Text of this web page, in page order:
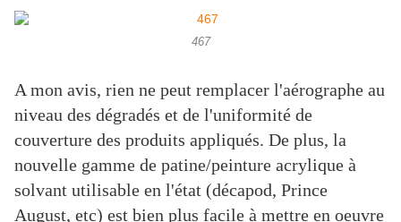
467
A mon avis, rien ne peut remplacer l'aérographe au
niveau des dégradés et de l'uniformité de
couverture des produits appliqués. De plus, la
nouvelle gamme de patine/peinture acrylique à
solvant utilisable en l'état (décapod, Prince
August, etc) est bien plus facile à mettre en oeuvre